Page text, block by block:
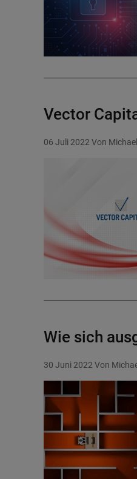
Vector
06 Juli 2022 Von
Wie sich
30 Juni 2022 Von